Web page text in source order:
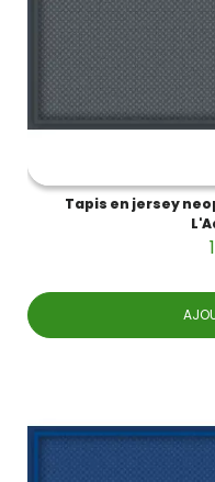
Tapis en jersey